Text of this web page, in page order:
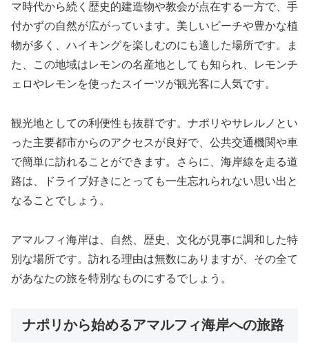
マ時代から続く歴史的建造物や教会が点在する一方で、手
付かずの自然が広がっています。美しいビーチや豊かな植
物が多く、ハイキングを楽しむのにも適した場所です。ま
た、この地域はレモンの名産地としても知られ、レモンチ
ェロやレモンを使ったスイーツが観光客に人気です。
観光地としての利便性も抜群です。ナポリやサレルノとい
った主要都市からのアクセスが良好で、公共交通機関や車
で簡単に訪れることができます。さらに、海岸線を走る道
路は、ドライブ好きにとっても一生忘れられない思い出と
なることでしょう。
アマルフィ海岸は、自然、歴史、文化が見事に調和した特
別な場所です。訪れる理由は無数にありますが、その全て
があなたの旅を特別なものにするでしょう。
ナポリから始めるアマルフィ海岸への旅路